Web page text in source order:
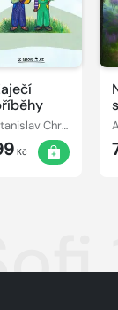
Stanislav Chromčák
Kč